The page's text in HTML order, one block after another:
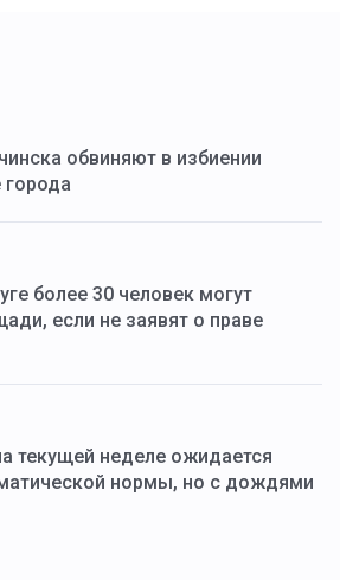
обвиняют в избиении
более 30 человек могут
если не заявят о праве
текущей неделе ожидается
нормы, но с дождями